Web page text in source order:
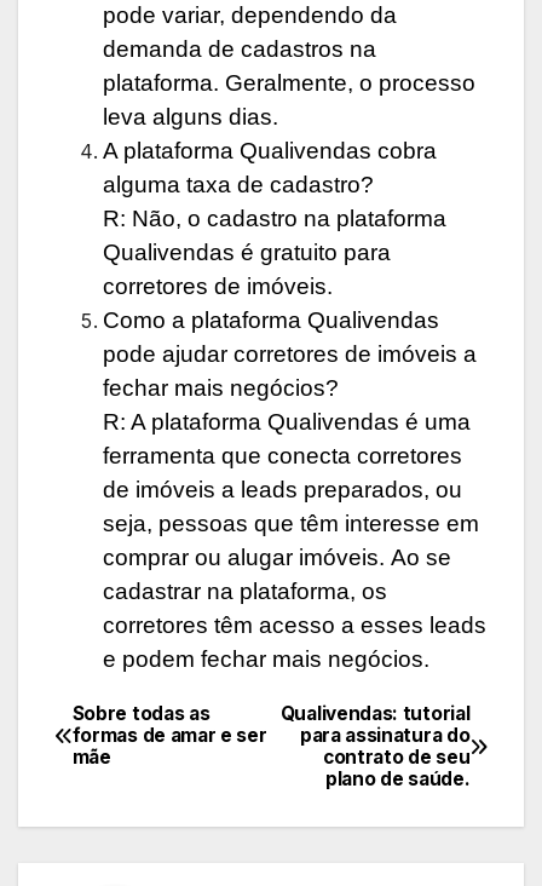
pode variar, dependendo da
demanda de cadastros na
plataforma. Geralmente, o processo
leva alguns dias.
A plataforma Qualivendas cobra
alguma taxa de cadastro?
R: Não, o cadastro na plataforma
Qualivendas é gratuito para
corretores de imóveis.
Como a plataforma Qualivendas
pode ajudar corretores de imóveis a
fechar mais negócios?
R: A plataforma Qualivendas é uma
ferramenta que conecta corretores
de imóveis a leads preparados, ou
seja, pessoas que têm interesse em
comprar ou alugar imóveis. Ao se
cadastrar na plataforma, os
corretores têm acesso a esses leads
e podem fechar mais negócios.
Navegação
de
Post
Qualivendas: tutorial
para assinatura do
contrato de seu
plano de saúde.
Sobre todas as
formas de amar e ser
mãe